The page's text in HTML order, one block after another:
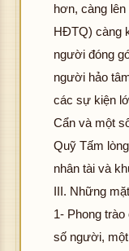
hơn, càng
HĐTQ) càng
người đóng
người hảo
các sự kiện
Cẩn và một
Quỹ Tấm
nhân tài và
III. Những
1- Phong
số người,